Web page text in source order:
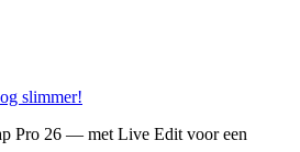
slimmer!
Pro 26 — met Live Edit voor een